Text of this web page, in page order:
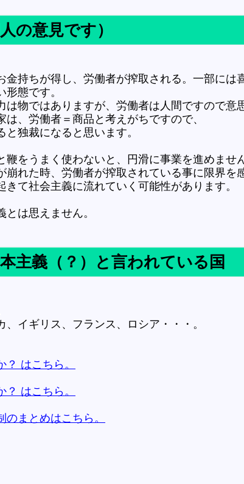
の意見です）
持ちが得し、労働者が搾取される。一部には喜
態です。
ではありますが、労働者は人間ですので意思
、労働者＝商品と考えがちですので、
独裁になると思います。
をうまく使わないと、円滑に事業を進めません
れた時、労働者が搾取されている事に限界を感
て社会主義に流れていく可能性があります。
は思えません。
本主義（？）と言われている国
イギリス、フランス、ロシア・・・。
はこちら。
はこちら。
まとめはこちら。